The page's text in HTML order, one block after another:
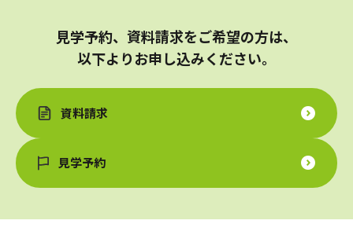
見学予約、資料請求をご希望の方は、
以下よりお申し込みください。
資料請求
見学予約